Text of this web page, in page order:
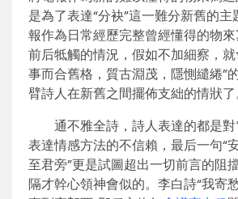
是為了表達“分袂”這一難分新舊的
報作為日常經歷完整曾經懂得的物
前后牴觸的情況，假如不加細察，
事而合舊格，質古淵茂，隱惻繾綣”
臂詩人在新舊之間擺佈支絀的情狀了
通不雅全詩，詩人表達的都是
表達情感方法的不信賴，最后一句“
至君旁”更是試圖超出一切前言的阻
隔才幹心領神會似的。李白詩“我寄